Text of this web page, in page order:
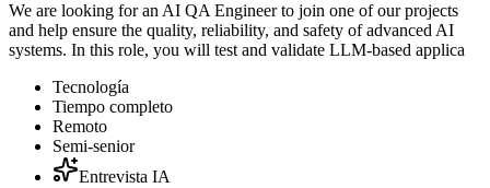
We are looking for an AI QA Engineer to join one of our projects
and help ensure the quality, reliability, and safety of advanced AI
systems. In this role, you will test and validate LLM-based applica
Tecnología
Tiempo completo
Remoto
Semi-senior
Entrevista IA